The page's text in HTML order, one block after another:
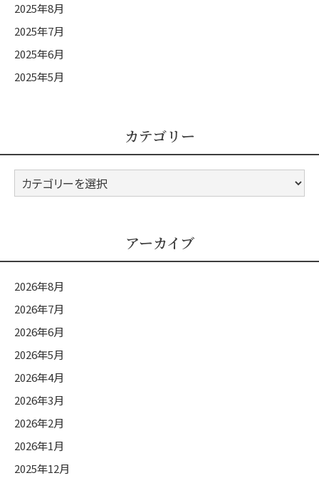
2025年8月
2025年7月
2025年6月
2025年5月
カテゴリー
カ
テ
アーカイブ
2026年8月
2026年7月
2026年6月
2026年5月
2026年4月
2026年3月
2026年2月
2026年1月
2025年12月